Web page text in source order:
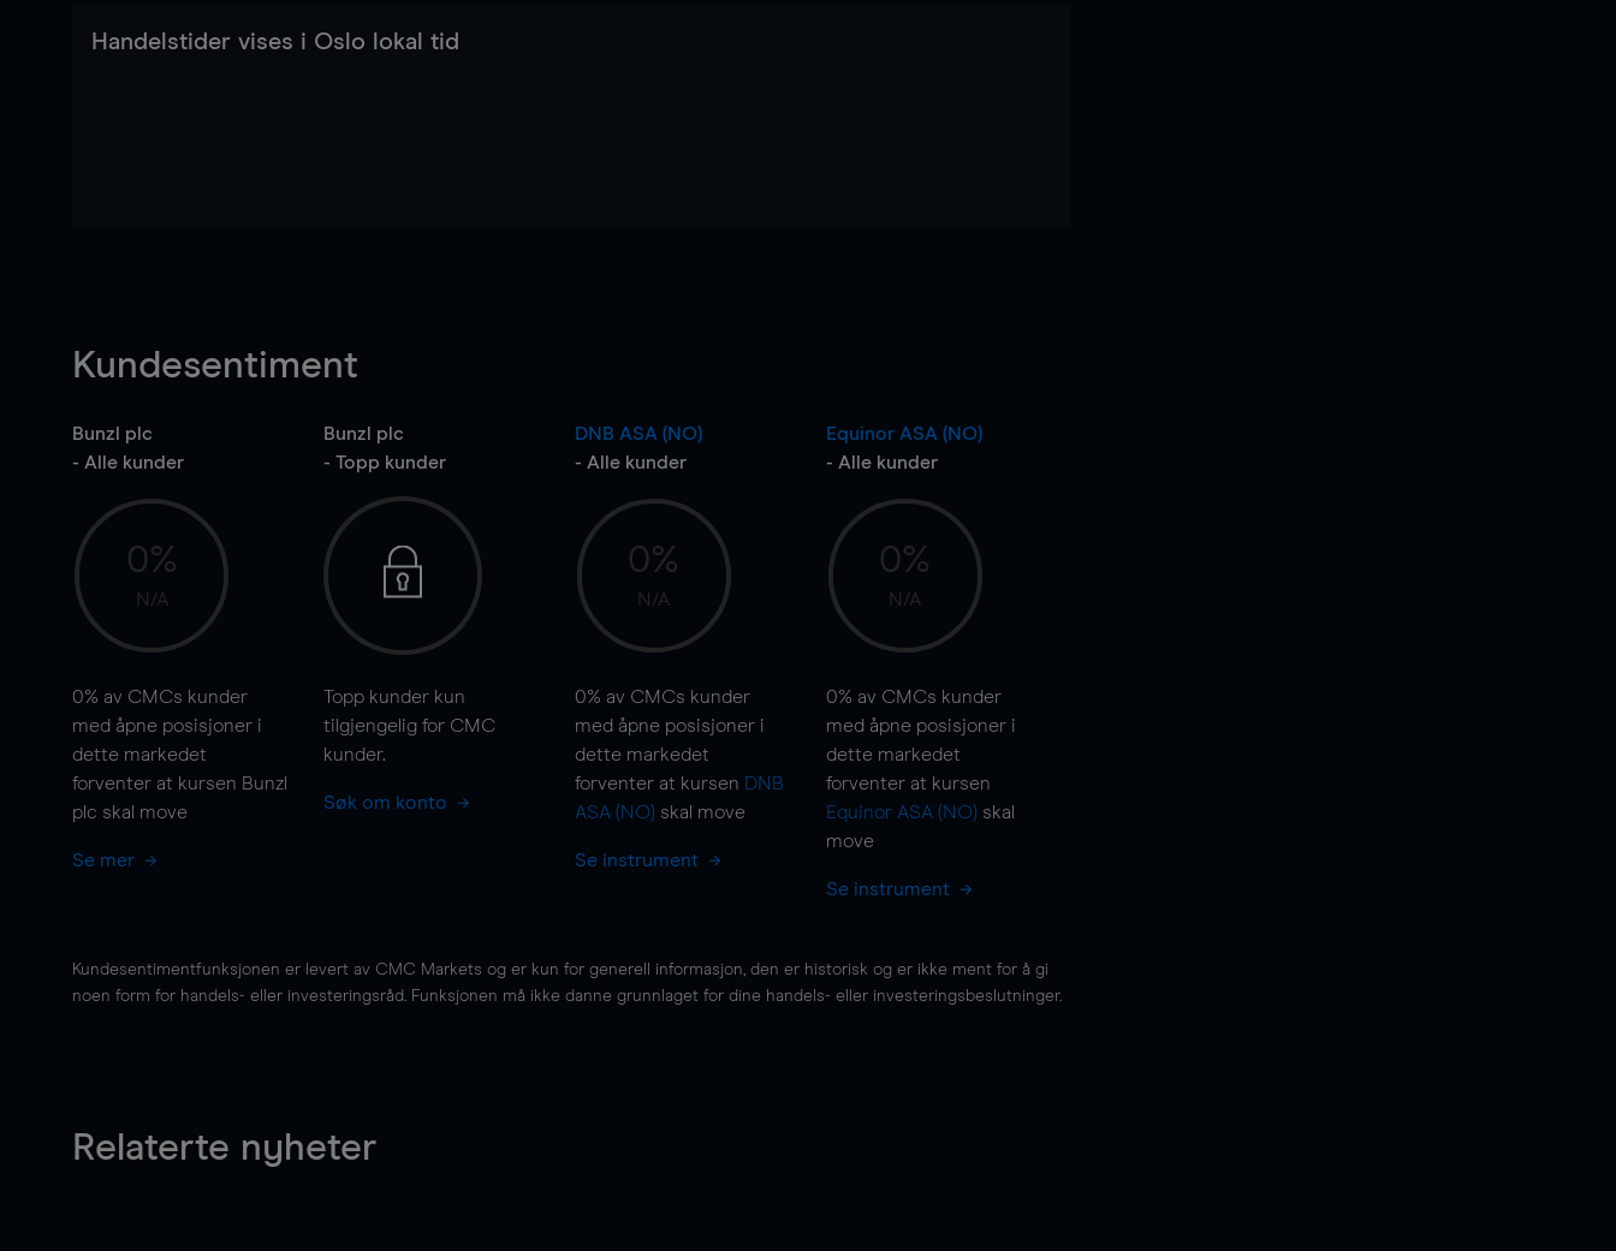
Handelstider vises i Oslo lokal tid
Kundesentiment
Bunzl plc
- Alle kunder
0%
N/A
0% av CMCs kunder
med åpne posisjoner i
dette markedet
forventer at kursen Bunzl
plc skal move
Se mer
Bunzl plc
- Topp kunder
Topp kunder kun
tilgjengelig for CMC
kunder.
Søk om konto
DNB ASA (NO)
- Alle kunder
0%
N/A
0% av CMCs kunder
med åpne posisjoner i
dette markedet
forventer at kursen DNB
ASA (NO) skal move
Se instrument
Equinor ASA (NO)
- Alle kunder
0%
N/A
0% av CMCs kunder
med åpne posisjoner i
dette markedet
forventer at kursen
Equinor ASA (NO) skal
move
Se instrument
Kundesentimentfunksjonen er levert av CMC Markets og er kun for generell informasjon, den er historisk og er ikke ment for å gi
noen form for handels- eller investeringsråd. Funksjonen må ikke danne grunnlaget for dine handels- eller investeringsbeslutninger.
Relaterte nyheter